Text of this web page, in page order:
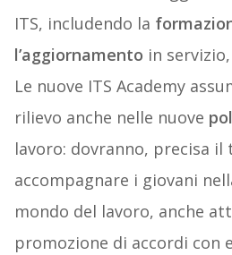
ITS, includendo la
l’aggiornamento in
Le nuove ITS Academy
rilievo anche nelle nuove
lavoro: dovranno, precisa il
accompagnare i giovani
mondo del lavoro, anche
promozione di accordi con